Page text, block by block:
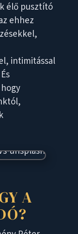
élő pusztító
ehhez
intimitással
A